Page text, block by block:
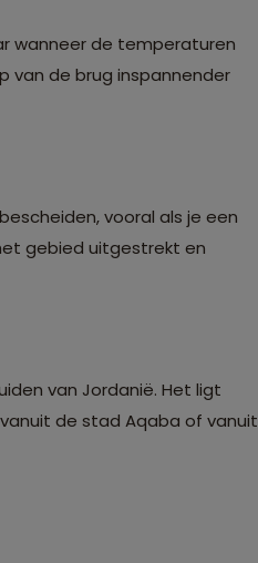
wanneer de temperaturen
van de brug inspannender
vooral als je een
gebied uitgestrekt en
van Jordanië. Het ligt
de stad Aqaba of vanuit